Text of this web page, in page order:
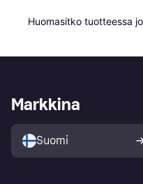
Huomasitko tuotteessa
Markkina
Suomi